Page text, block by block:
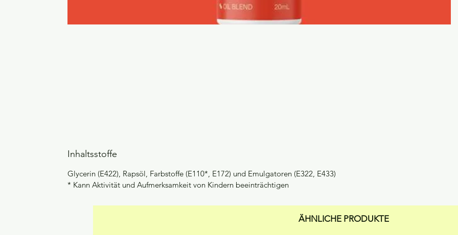
Inhaltsstoffe
Glycerin (E422), Rapsöl, Farbstoffe (E110*, E172) und Emulgatoren (E322, E433)
* Kann Aktivität und Aufmerksamkeit von Kindern beeinträchtigen
ÄHNLICHE PRODUKTE